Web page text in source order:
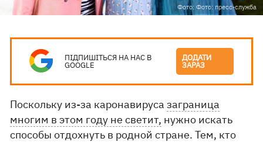
Фото: Фото: пресс-служба
ПІДПИШІТЬСЯ НА НАС В
GOOGLE
ДОДАТИ
ЗАРАЗ
Поскольку из-за каронавирусазаграница
многим в этом году не светит, нужно искать
способы отдохнуть в родной стране. Тем, кто